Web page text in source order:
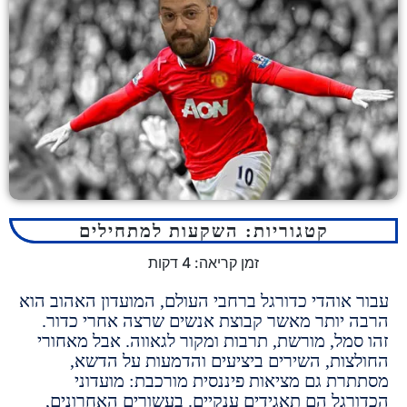
קטגוריות:השקעות למתחילים
זמן קריאה: 4 דקות
כדורגל ברחבי העולם, המועדון האהוב הוא
מאשר קבוצת אנשים שרצה אחרי כדור.
מורשת, תרבות ומקור לגאווה. אבל מאחורי
השירים ביציעים והדמעות על הדשא,
גם מציאות פיננסית מורכבת: מועדוני
הם תאגידים ענקיים. בעשורים האחרונים,